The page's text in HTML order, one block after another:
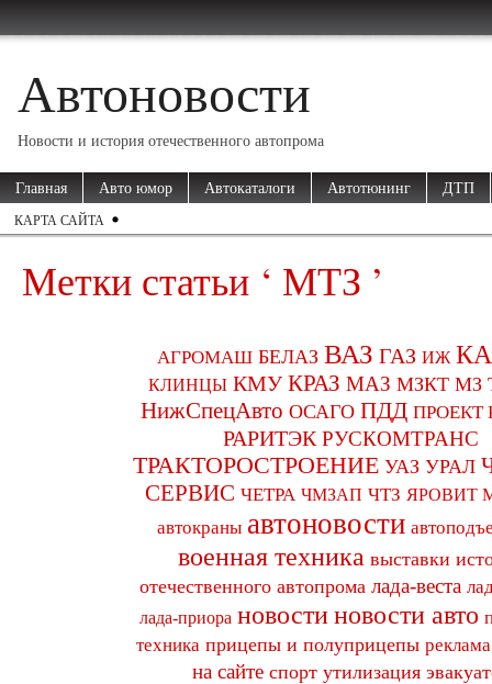
Автоновости
Новости и история отечественного автопрома
Главная Авто юмор Автокаталоги Автотюнинг ДТП
КАРТА САЙТА
Метки статьи ‘ МТЗ ’
АГРОМАШ БЕЛАЗ ВАЗ ГАЗ ИЖ
КЛИНЦЫ КМУ КРАЗ МАЗ МЗКТ МЗ
НижСпецАвто ОСАГО ПДД ПРОЕКТ
РАРИТЭК РУСКОМТРАНС
ТРАКТОРОСТРОЕНИЕ УАЗ УРАЛ
СЕРВИС ЧЕТРА ЧМЗАП ЧТЗ ЯРОВИТ
автокраны автоновости
военная техника выставки
отечественного автопрома лада-веста
лада-приора новости новости авто
техника прицепы и полуприцепы реклама
на сайте спорт утилизация